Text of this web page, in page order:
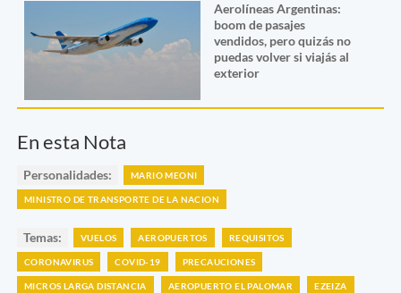
Aerolíneas Argentinas:
boom de pasajes
vendidos, pero quizás no
puedas volver si viajás al
exterior
En esta Nota
Personalidades: MARIO MEONI
MINISTRO DE TRANSPORTE DE LA NACION
Temas: VUELOS AEROPUERTOS REQUISITOS
CORONAVIRUS COVID-19 PRECAUCIONES
MICROS LARGA DISTANCIA AEROPUERTO EL PALOMAR EZEIZA